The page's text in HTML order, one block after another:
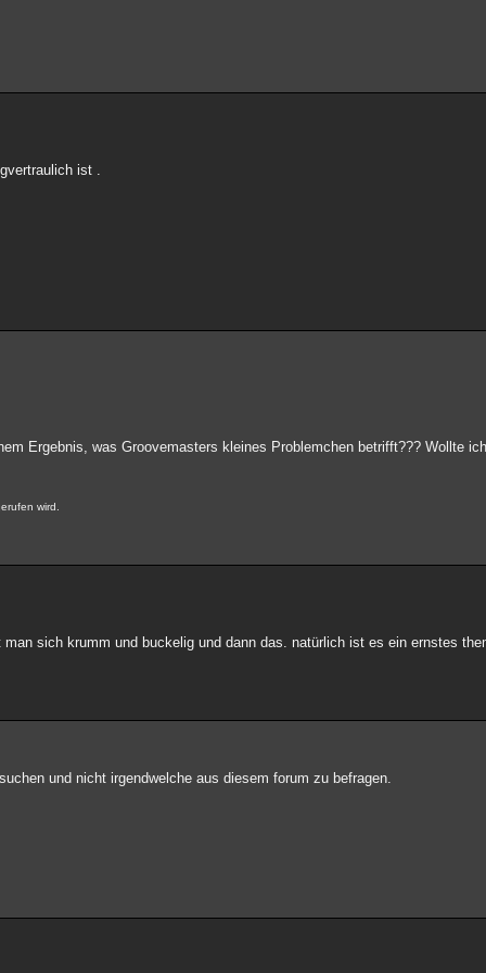
ist .
Ergebnis, was Groovemasters kleines Problemchen betrifft??? Wollte
wird.
man sich krumm und buckelig und dann das. natürlich ist es ein ernstes
und nicht irgendwelche aus diesem forum zu befragen.